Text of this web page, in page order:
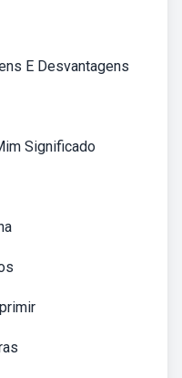
E Desvantagens
Significado